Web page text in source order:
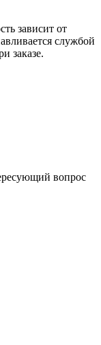
зависит от
службой
заказе.
вопрос